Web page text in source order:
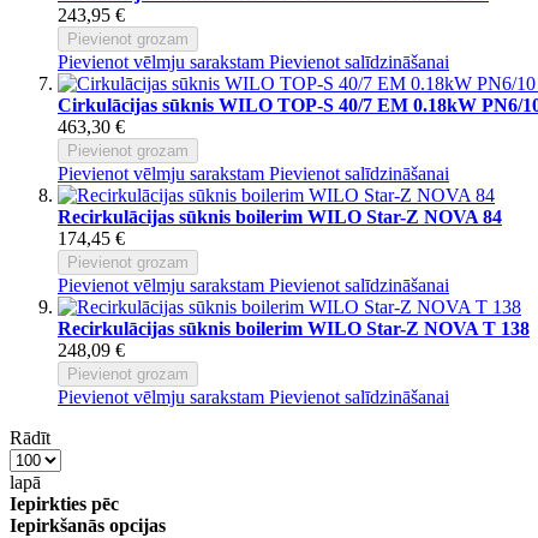
243,95 €
Pievienot grozam
Pievienot vēlmju sarakstam Pievienot salīdzināšanai
Cirkulācijas sūknis WILO TOP-S 40/7 EM 0.18kW PN6/
463,30 €
Pievienot grozam
Pievienot vēlmju sarakstam Pievienot salīdzināšanai
Recirkulācijas sūknis boilerim WILO Star-Z NOVA 84
174,45 €
Pievienot grozam
Pievienot vēlmju sarakstam Pievienot salīdzināšanai
Recirkulācijas sūknis boilerim WILO Star-Z NOVA T 138
248,09 €
Pievienot grozam
Pievienot vēlmju sarakstam Pievienot salīdzināšanai
Rādīt
lapā
Iepirkties pēc
Iepirkšanās opcijas